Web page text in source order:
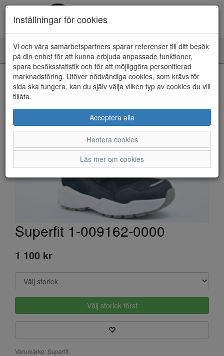
Toggle
navigation
HEM
Superfit 1-009162-0000
1 100 kr
Välj storlek först
Varumärke: Superfit
Inställningar för cookies
Vi och våra samarbetspartners sparar referenser till ditt besök
på din enhet för att kunna erbjuda anpassade funktioner,
spara besöksstatistik och för att möjliggöra personifierad
marknadsföring. Utöver nödvändiga cookies, som krävs för
sida ska fungera, kan du själv välja vilken typ av cookies du vill
tillåta.
Acceptera alla
Hantera cookies
Läs mer om cookies